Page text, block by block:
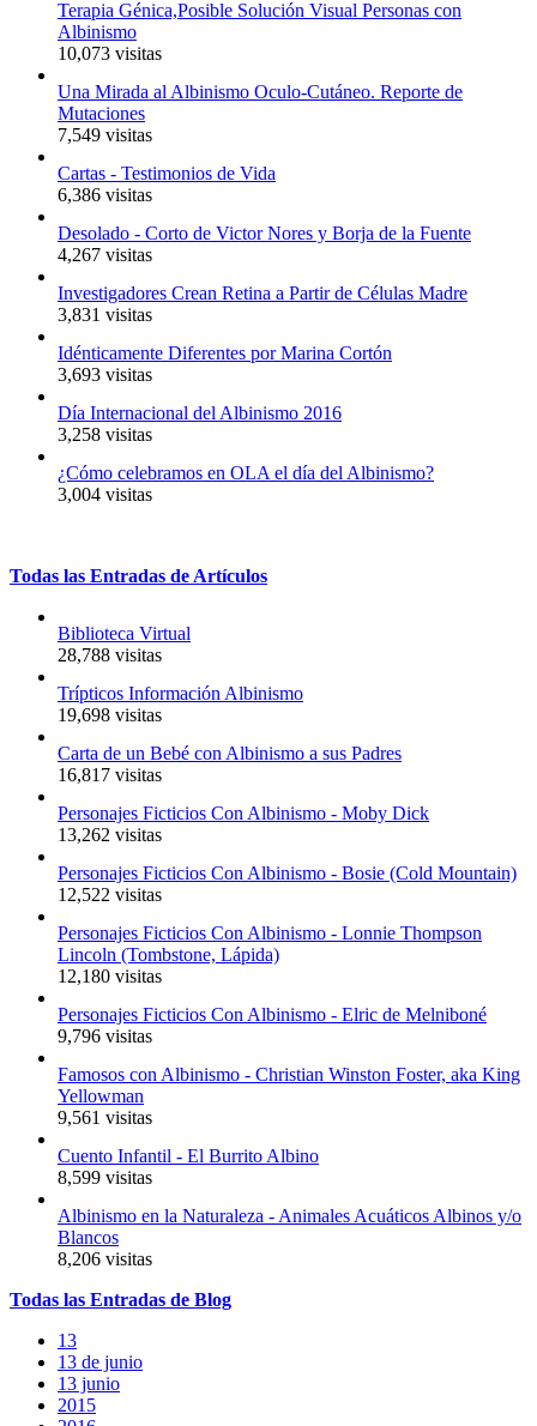
Terapia Génica,Posible Solución Visual Personas con
Albinismo
10,073 visitas
Una Mirada al Albinismo Oculo-Cutáneo. Reporte de
Mutaciones
7,549 visitas
Cartas - Testimonios de Vida
6,386 visitas
Desolado - Corto de Victor Nores y Borja de la Fuente
4,267 visitas
Investigadores Crean Retina a Partir de Células Madre
3,831 visitas
Idénticamente Diferentes por Marina Cortón
3,693 visitas
Día Internacional del Albinismo 2016
3,258 visitas
¿Cómo celebramos en OLA el día del Albinismo?
3,004 visitas
Todas las Entradas de Artículos
Biblioteca Virtual
28,788 visitas
Trípticos Información Albinismo
19,698 visitas
Carta de un Bebé con Albinismo a sus Padres
16,817 visitas
Personajes Ficticios Con Albinismo - Moby Dick
13,262 visitas
Personajes Ficticios Con Albinismo - Bosie (Cold Mountain)
12,522 visitas
Personajes Ficticios Con Albinismo - Lonnie Thompson
Lincoln (Tombstone, Lápida)
12,180 visitas
Personajes Ficticios Con Albinismo - Elric de Melniboné
9,796 visitas
Famosos con Albinismo - Christian Winston Foster, aka King
Yellowman
9,561 visitas
Cuento Infantil - El Burrito Albino
8,599 visitas
Albinismo en la Naturaleza - Animales Acuáticos Albinos y/o
Blancos
8,206 visitas
Todas las Entradas de Blog
13
13 de junio
13 junio
2015